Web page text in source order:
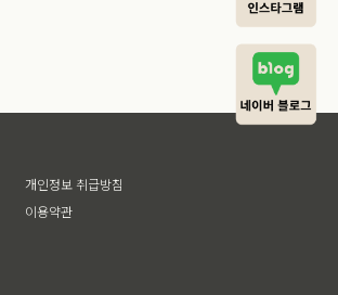
개인정보 취급방침
이용약관